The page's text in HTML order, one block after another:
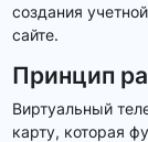
создания
сайте.
Принцип
Виртуальный
карту, которая